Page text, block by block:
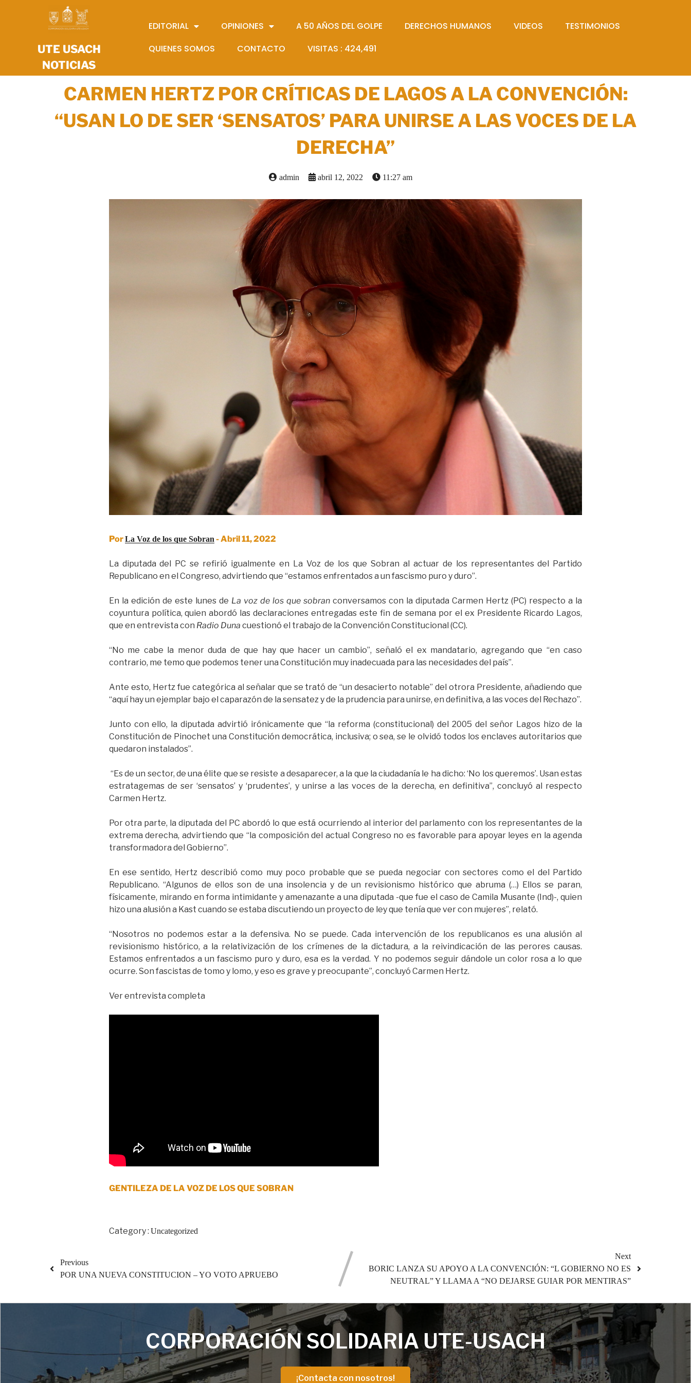
UTE USACH
NOTICIAS
EDITORIAL OPINIONES A 50 AÑOS DEL GOLPE DERECHOS HUMANOS VIDEOS
TESTIMONIOS
QUIENES SOMOS
CONTACTO VISITAS : 424,491
CARMEN HERTZ POR CRÍTICAS DE LAGOS A LA CONVENCIÓN:
“USAN LO DE SER ‘SENSATOS’ PARA UNIRSE A LAS VOCES DE LA
DERECHA”
admin abril 12, 2022 11:27 am
PorLa Voz de los que Sobran- Abril 11, 2022
La diputada del PC se refirió igualmente en La Voz de los que Sobran al actuar de los representantes del Partido
Republicano en el Congreso, advirtiendo que “estamos enfrentados a un fascismo puro y duro”.
En la edición de este lunes de La voz de los que sobran conversamos con la diputada Carmen Hertz (PC) respecto a la
coyuntura política, quien abordó las declaraciones entregadas este fin de semana por el ex Presidente Ricardo Lagos,
que en entrevista con Radio Duna cuestionó el trabajo de la Convención Constitucional (CC).
“No me cabe la menor duda de que hay que hacer un cambio”, señaló el ex mandatario, agregando que “en caso
contrario, me temo que podemos tener una Constitución muy inadecuada para las necesidades del país”.
Ante esto, Hertz fue categórica al señalar que se trató de “un desacierto notable” del otrora Presidente, añadiendo que
“aquí hay un ejemplar bajo el caparazón de la sensatez y de la prudencia para unirse, en definitiva, a las voces del Rechazo”.
Junto con ello, la diputada advirtió irónicamente que “la reforma (constitucional) del 2005 del señor Lagos hizo de la
Constitución de Pinochet una Constitución democrática, inclusiva; o sea, se le olvidó todos los enclaves autoritarios que
quedaron instalados”.
“Es de un sector, de una élite que se resiste a desaparecer, a la que la ciudadanía le ha dicho: ‘No los queremos’. Usan estas
estratagemas de ser ‘sensatos’ y ‘prudentes’, y unirse a las voces de la derecha, en definitiva”, concluyó al respecto
Carmen Hertz.
Por otra parte, la diputada del PC abordó lo que está ocurriendo al interior del parlamento con los representantes de la
extrema derecha, advirtiendo que “la composición del actual Congreso no es favorable para apoyar leyes en la agenda
transformadora del Gobierno”.
En ese sentido, Hertz describió como muy poco probable que se pueda negociar con sectores como el del Partido
Republicano. “Algunos de ellos son de una insolencia y de un revisionismo histórico que abruma (…) Ellos se paran,
físicamente, mirando en forma intimidante y amenazante a una diputada -que fue el caso de Camila Musante (Ind)-, quien
hizo una alusión a Kast cuando se estaba discutiendo un proyecto de ley que tenía que ver con mujeres”, relató.
“Nosotros no podemos estar a la defensiva. No se puede. Cada intervención de los republicanos es una alusión al
revisionismo histórico, a la relativización de los crímenes de la dictadura, a la reivindicación de las perores causas.
Estamos enfrentados a un fascismo puro y duro, esa es la verdad. Y no podemos seguir dándole un color rosa a lo que
ocurre. Son fascistas de tomo y lomo, y eso es grave y preocupante”, concluyó Carmen Hertz.
Ver entrevista completa
GENTILEZA DE LA VOZ DE LOS QUE SOBRAN
Category : Uncategorized
Previous
POR UNA NUEVA CONSTITUCION – YO VOTO APRUEBO
Next
BORIC LANZA SU APOYO A LA CONVENCIÓN: “L GOBIERNO NO ES
NEUTRAL” Y LLAMA A “NO DEJARSE GUIAR POR MENTIRAS”
CORPORACIÓN SOLIDARIA UTE-USACH
¡Contacta con nosotros!